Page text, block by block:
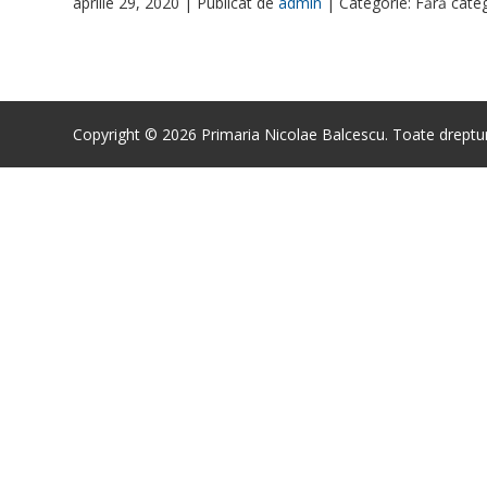
Copyright © 2026 Primaria Nicolae Balcescu. Toate